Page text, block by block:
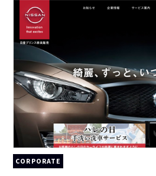
CORPORATE